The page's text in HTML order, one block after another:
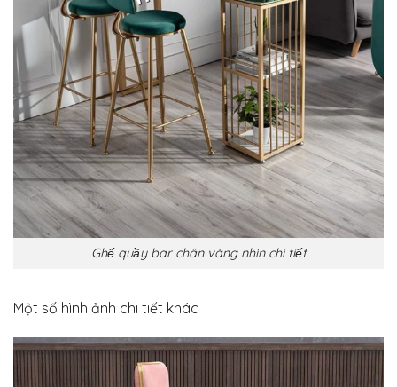
Ghế quầy bar chân vàng nhìn chi tiết
Một số hình ảnh chi tiết khác